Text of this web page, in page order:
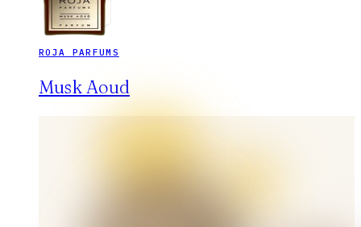
ROJA PARFUMS
Musk Aoud